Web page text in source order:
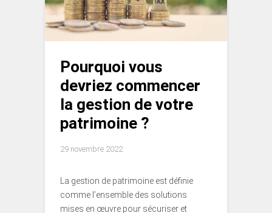
Pourquoi vous
devriez commencer
la gestion de votre
patrimoine ?
29 novembre 2022
La gestion de patrimoine est définie
comme l’ensemble des solutions
mises en œuvre pour sécuriser et